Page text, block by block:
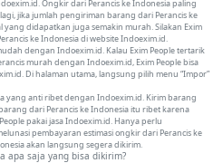
Ongkir dari Perancis ke Indonesia paling
jika jumlah pengiriman barang dari Perancis ke
yang didapatkan juga semakin murah. Silakan Exim
ke Indonesia di website Indoexim.id.
dengan Indoexim.id. Kalau Exim People tertarik
murah dengan Indoexim.id, Exim People bisa
Di halaman utama, langsung pilih menu “Impor”
yang anti ribet dengan Indoexim.id. Kirim barang
dari Perancis ke Indonesia itu ribet karena
pakai jasa Indoexim.id. Hanya perlu
pembayaran estimasi ongkir dari Perancis ke
akan langsung segera dikirim.
apa saja yang bisa dikirim?